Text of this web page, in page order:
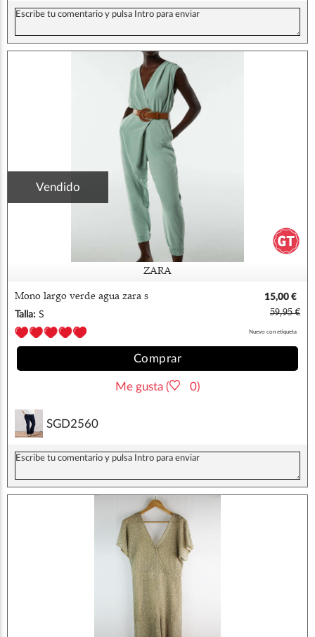
Vendido
ZARA
Mono largo verde agua zara s
15,00 €
Talla: S 59,95 €
Nuevo con etiqueta
Comprar
Me gusta ( 0)
SGD2560